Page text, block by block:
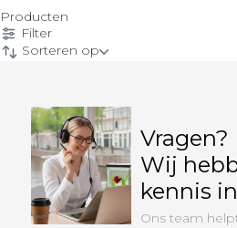
Producten
Filter
Sorteren op
Vragen?
Wij
kennis
Ons team